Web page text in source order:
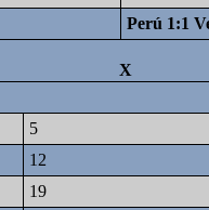
Perú 1:1
X
5
12
19